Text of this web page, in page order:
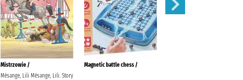
Mistrzowie /
Mésange, Lili Mésange, Lili. Story
Magnetic battle chess /